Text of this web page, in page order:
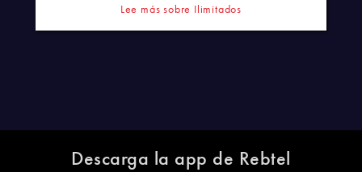
Lee más sobre Ilimitados
Descarga la app de Rebtel